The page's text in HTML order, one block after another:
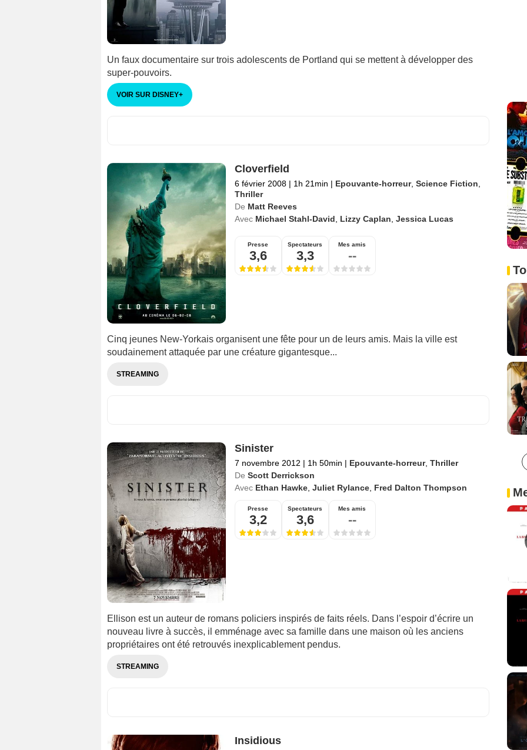
Un faux documentaire sur trois adolescents de Portland qui se mettent à développer des
super-pouvoirs.
VOIR SUR DISNEY+
Cloverfield
6 février 2008 | 1h 21min | Epouvante-horreur, Science Fiction
Thriller
De Matt Reeves
Avec Michael Stahl-David Lizzy Caplan Jessica Lucas
Presse
3,6
Spectateurs
3,3
Mes amis
--
Cinq jeunes New-Yorkais organisent une fête pour un de leurs amis. Mais la ville est
soudainement attaquée par une créature gigantesque...
STREAMING
Sinister
7 novembre 2012 | 1h 50min | Epouvante-horreur, Thriller
De Scott Derrickson
Avec Ethan Hawke, Juliet Rylance, Fred Dalton Thompson
Presse
3,2
Spectateurs
3,6
Mes amis
--
Ellison est un auteur de romans policiers inspirés de faits réels. Dans l’espoir d’écrire un
nouveau livre à succès, il emménage avec sa famille dans une maison où les anciens
propriétaires ont été retrouvés inexplicablement pendus.
STREAMING
Insidious